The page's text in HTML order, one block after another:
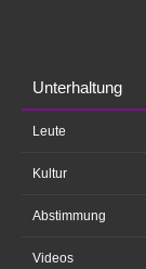
Unterhaltung
Leute
Kultur
Abstimmung
Videos